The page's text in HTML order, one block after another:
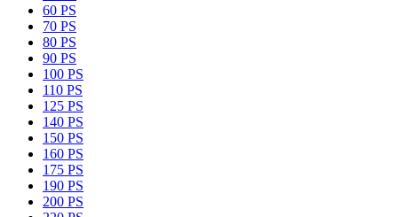
60 PS
70 PS
80 PS
90 PS
100 PS
110 PS
125 PS
140 PS
150 PS
160 PS
175 PS
190 PS
200 PS